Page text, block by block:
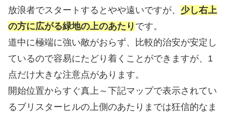
放浪者でスタートするとやや遠いですが、 少し右上
の方に広がる緑地の上のあたり です。
道中に極端に強い敵がおらず、比較的治安が安定し
ているので容易にたどり着くことができますが、1
点だけ大きな注意点があります。
開始位置からすぐ真上～下記マップで表示されてい
るブリスターヒルの上側のあたりまでは狂信的なま